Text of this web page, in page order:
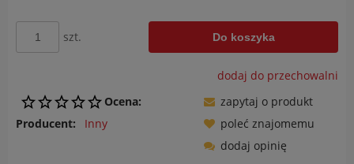
szt. Do koszyka
dodaj do przechowalni
Ocena:
Producent:
Inny
zapytaj o produkt
poleć znajomemu
dodaj opinię